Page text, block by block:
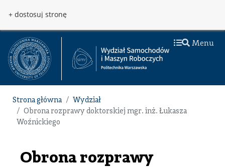
+ dostosuj stronę
Menu
Strona główna
Wydział
Obrona rozprawy doktorskiej mgr. inż. Łukasza
Woźnickiego
Obrona rozprawy